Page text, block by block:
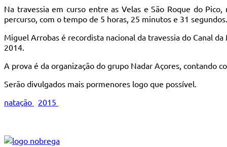
Na travessia em curso entre as Velas e São Roque do
percurso, com o tempo de 5 horas, 25 minutos e 31 segundos.
Miguel Arrobas é recordista nacional da travessia do Canal
2014.
A prova é da organização do grupo Nadar Açores, contando
Serão divulgados mais pormenores logo que possível.
natação
2015